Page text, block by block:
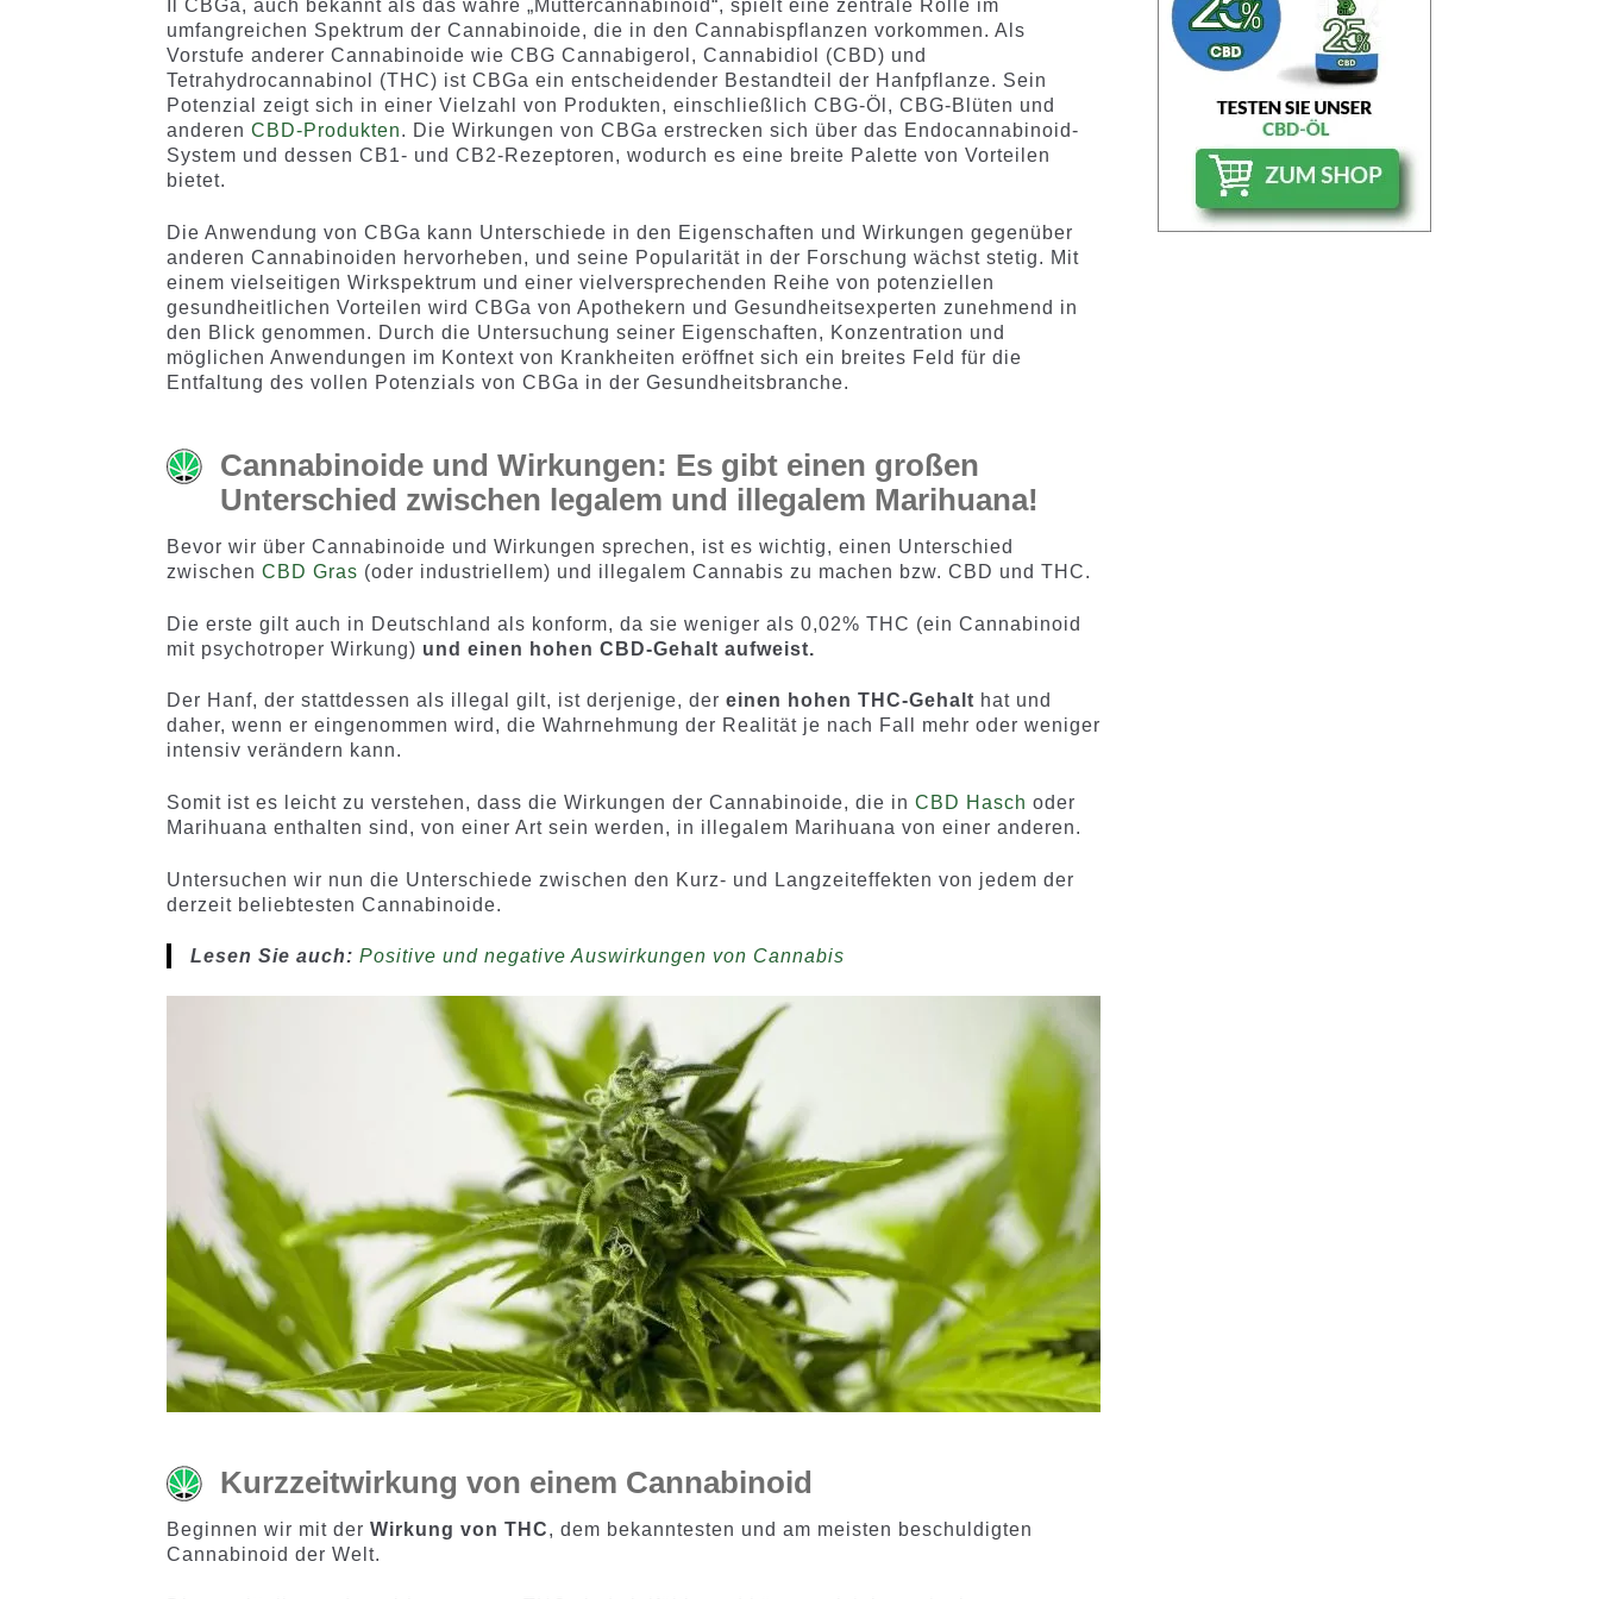
Il CBGa, auch bekannt als das wahre „Muttercannabinoid“, spielt eine zentrale Rolle im
umfangreichen Spektrum der Cannabinoide, die in den Cannabispflanzen vorkommen. Als
Vorstufe anderer Cannabinoide wie CBG Cannabigerol, Cannabidiol (CBD) und
Tetrahydrocannabinol (THC) ist CBGa ein entscheidender Bestandteil der Hanfpflanze. Sein
Potenzial zeigt sich in einer Vielzahl von Produkten, einschließlich CBG-Öl, CBG-Blüten und
anderenCBD-Produkten. Die Wirkungen von CBGa erstrecken sich über das Endocannabinoid-
System und dessen CB1- und CB2-Rezeptoren, wodurch es eine breite Palette von Vorteilen
bietet.
Die Anwendung von CBGa kann Unterschiede in den Eigenschaften und Wirkungen gegenüber
anderen Cannabinoiden hervorheben, und seine Popularität in der Forschung wächst stetig. Mit
einem vielseitigen Wirkspektrum und einer vielversprechenden Reihe von potenziellen
gesundheitlichen Vorteilen wird CBGa von Apothekern und Gesundheitsexperten zunehmend in
den Blick genommen. Durch die Untersuchung seiner Eigenschaften, Konzentration und
möglichen Anwendungen im Kontext von Krankheiten eröffnet sich ein breites Feld für die
Entfaltung des vollen Potenzials von CBGa in der Gesundheitsbranche.
Cannabinoide und Wirkungen: Es gibt einen großen
Unterschied zwischen legalem und illegalem Marihuana!
Bevor wir über Cannabinoide und Wirkungen sprechen, ist es wichtig, einen Unterschied
zwischenCBD Gras (oder industriellem) und illegalem Cannabis zu machen bzw. CBD und THC.
Die erste gilt auch in Deutschland als konform, da sie weniger als 0,02% THC (ein Cannabinoid
mit psychotroper Wirkung) und einen hohen CBD-Gehalt aufweist.
Der Hanf, der stattdessen als illegal gilt, ist derjenige, dereinen hohen THC-Gehalt hat und
daher, wenn er eingenommen wird, die Wahrnehmung der Realität je nach Fall mehr oder weniger
intensiv verändern kann.
Somit ist es leicht zu verstehen, dass die Wirkungen der Cannabinoide, die inCBD Hasch oder
Marihuana enthalten sind, von einer Art sein werden, in illegalem Marihuana von einer anderen.
Untersuchen wir nun die Unterschiede zwischen den Kurz- und Langzeiteffekten von jedem der
derzeit beliebtesten Cannabinoide.
Lesen Sie auch:Positive und negative Auswirkungen von Cannabis
Kurzzeitwirkung von einem Cannabinoid
Beginnen wir mit derWirkung von THC, dem bekanntesten und am meisten beschuldigten
Cannabinoid der Welt.